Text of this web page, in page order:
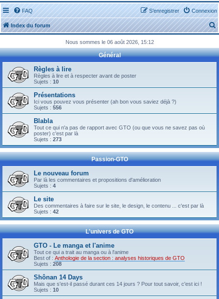
FAQ Connexion
S’enregistrer
Index du forum
e
c
Nous sommes le 06 août 2026, 15:12
Général
Règles à lire
Règles à lire et à respecter avant de poster
Sujets : 10
Présentations
Ici vous pouvez vous présenter (ah bon vous saviez déjà ?)
Sujets : 556
Blabla
Tout ce qui n'a pas de rapport avec GTO (ou que vous ne savez pas où
poster) c'est par là
Sujets : 273
Passion-GTO
Le nouveau forum
Par là les commentaires et propositions d'amélioration
Sujets : 4
Le site
Des commentaires à faire sur le site, le design, le contenu ... c'est par là
Sujets : 42
L'univers de GTO
GTO - Le manga et l'anime
Tout ce qui a trait au manga ou à l'anime
Best of : Anthologie de la section : analyses historiques de GTO
Sujets : 208
Shônan 14 Days
Mais que s'est-il passé durant ces 14 jours ? Pour tout savoir, c'est ici !
Sujets : 10